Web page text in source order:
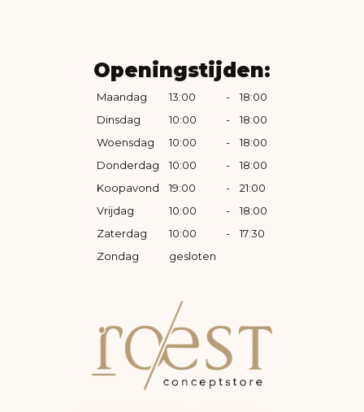
Openingstijden:
Maandag 13:00 -
18:00
Dinsdag
10:00 -
18:00
Woensdag
10:00 -
18:00
Donderdag
10:00 -
18:00
Koopavond
19:00 -
21:00
Vrijdag
10:00 -
18:00
Zaterdag
10:00 -
17:30
Zondag
gesloten